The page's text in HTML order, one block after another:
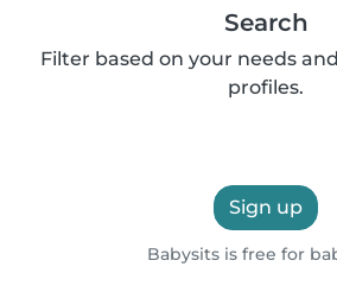
Search
Filter based on your needs
profiles.
Sign up
Babysits is free for